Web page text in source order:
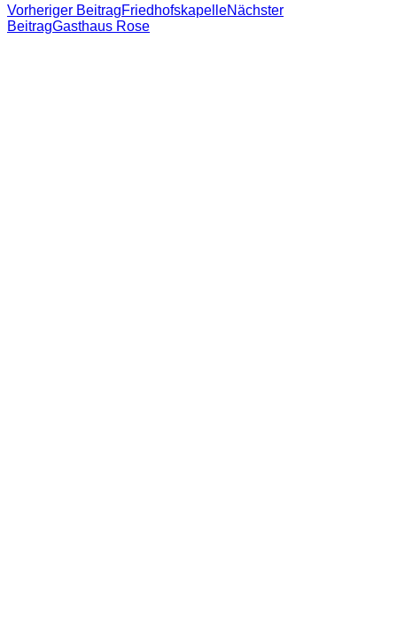
Beitragsnavigation
Vorheriger BeitragFriedhofskapelleNächster
BeitragGasthaus Rose